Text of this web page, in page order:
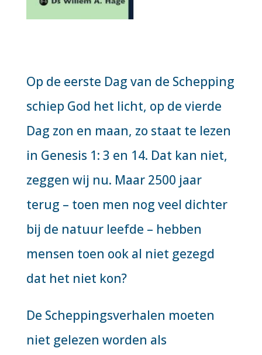
Op de eerste Dag van de Schepping
schiep God het licht, op de vierde
Dag zon en maan, zo staat te lezen
in Genesis 1: 3 en 14. Dat kan niet,
zeggen wij nu. Maar 2500 jaar
terug – toen men nog veel dichter
bij de natuur leefde – hebben
mensen toen ook al niet gezegd
dat het niet kon?
De Scheppingsverhalen moeten
niet gelezen worden als